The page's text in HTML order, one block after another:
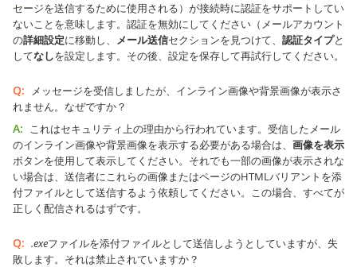
セージを送信するために使用される）が接続時に認証をサポートしてい
ないことを意味します。認証を無効にしてください（メールアカウント
の詳細設定に移動し、 メール送信セクションを見つけて、 認証タイプと
してなしを設定します。その後、設定を保存して再試行してください。
Q:
メッセージを受信しましたが、インライン画像や背景画像が表示さ
れません。なぜですか？
A: これはセキュリティ上の理由から行われています。受信したメール
のインライン画像や背景画像を表示する必要がある場合は、 画像を表示
ボタンを使用して表示してください。それでも一部の画像が表示されな
い場合は、送信者にこれらの画像またはページのHTMLバリアントを添
付ファイルとして送信するよう依頼してください。この場合、すべてが
正しく配信されるはずです。
Q: .exeファイルを添付ファイルとして送信しようとしていますが、失
敗します。それは禁止されていますか？